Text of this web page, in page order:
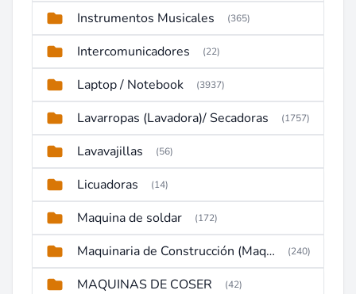
Instrumentos Musicales (365)
Intercomunicadores (22)
Laptop / Notebook (3937)
Lavarropas (Lavadora)/ Secadoras (1757)
Lavavajillas (56)
Licuadoras (14)
Maquina de soldar (172)
Maquinaria de Construcción (Maquinaria Pesada) (240)
MAQUINAS DE COSER (42)